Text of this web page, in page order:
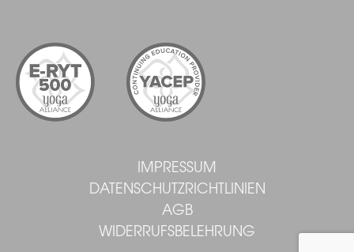
IMPRESSUM
DATENSCHUTZRICHTLINIEN
AGB
WIDERRUFSBELEHRUNG